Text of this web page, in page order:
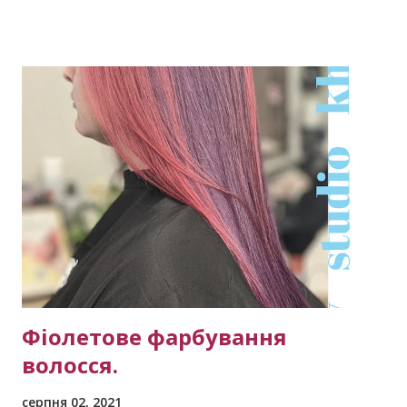
Фіолетове фарбування
волосся.
серпня 02, 2021